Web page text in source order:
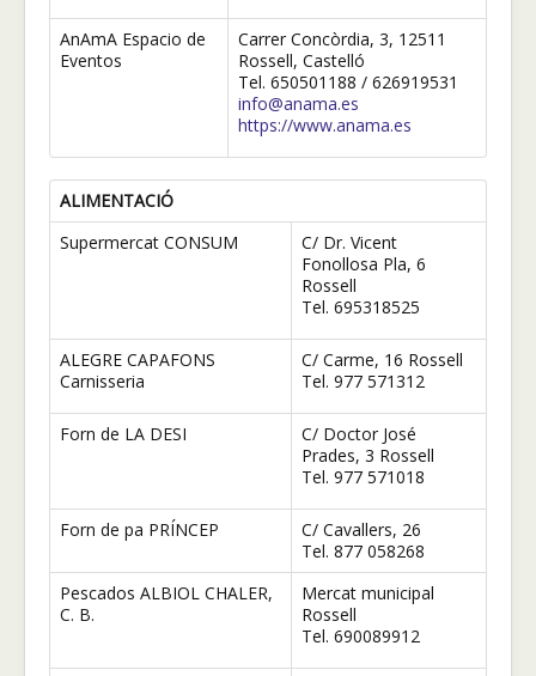
AnAmA Espacio de
Eventos
Carrer Concòrdia, 3, 12511
Rossell, Castelló
Tel. 650501188 / 626919531
info@anama.es
https://www.anama.es
ALIMENTACIÓ
Supermercat CONSUM
C/ Dr. Vicent
Fonollosa Pla, 6
Rossell
Tel. 695318525
ALEGRE CAPAFONS
Carnisseria
C/ Carme, 16 Rossell
Tel. 977 571312
Forn de LA DESI
C/ Doctor José
Prades, 3 Rossell
Tel. 977 571018
Forn de pa PRÍNCEP
C/ Cavallers, 26
Tel. 877 058268
Pescados ALBIOL CHALER,
C. B.
Mercat municipal
Rossell
Tel. 690089912